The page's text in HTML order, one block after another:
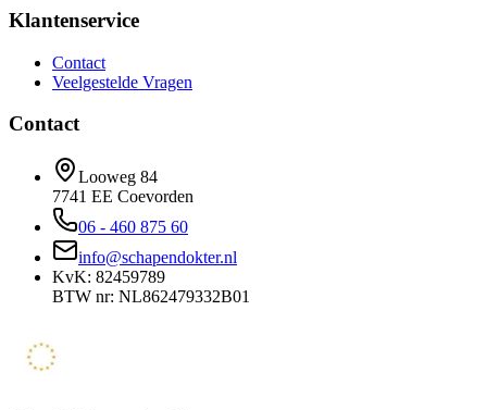
Klantenservice
Contact
Veelgestelde Vragen
Contact
Looweg 84
7741 EE Coevorden
06 - 460 875 60
info@schapendokter.nl
KvK: 82459789
BTW nr: NL862479332B01